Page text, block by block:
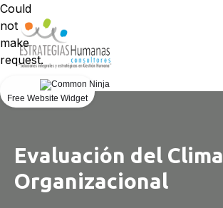
Evaluación del Clima
Organizacional
Could
not
make
request.
Free Website Widget